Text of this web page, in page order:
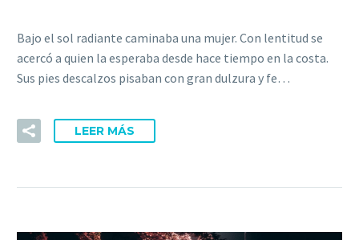
Bajo el sol radiante caminaba una mujer. Con lentitud se
acercó a quien la esperaba desde hace tiempo en la costa.
Sus pies descalzos pisaban con gran dulzura y fe…
LEER MÁS